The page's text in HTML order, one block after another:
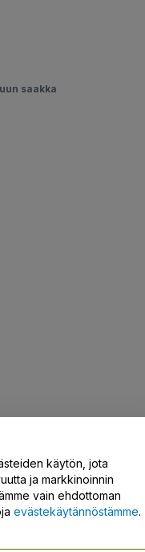
saakka
käytön, jota
ja markkinoinnin
vain ehdottoman
evästekäytännöstämme.